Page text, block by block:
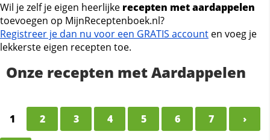
Wil je zelf je eigen heerlijke recepten met aardappelen
toevoegen op MijnReceptenboek.nl?
Registreer je dan nu voor een GRATIS account en voeg je
lekkerste eigen recepten toe.
Onze recepten met Aardappelen
1 2 3 4 5 6 7 ›